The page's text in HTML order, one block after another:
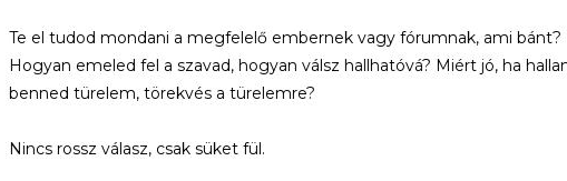
Te el tudod mondani a megfelelő embernek vagy fórumnak, ami bánt?
Hogyan emeled fel a szavad, hogyan válsz hallhatóvá? Miért jó, ha
benned türelem, törekvés a türelemre?
Nincs rossz válasz, csak süket fül.